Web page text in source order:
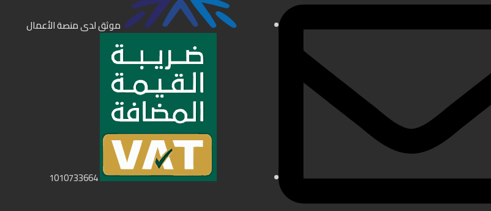
موثق لدى منصة الأعمال
1010733664